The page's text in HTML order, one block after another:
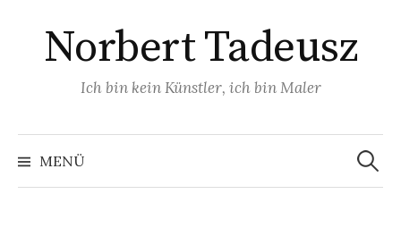
Inhalt
überspringen
Norbert Tadeusz
Ich bin kein Künstler, ich bin Maler
MENÜ
Suchen
nach: